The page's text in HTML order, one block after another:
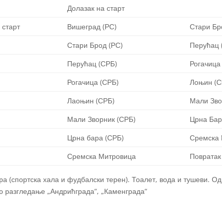
Долазак на старт
Вишеград (РС) Стари
Стари Брод (РС) Перућац
Перућац (СРБ)
Рогачица (СРБ) Лоњин
Лаоњин (СРБ) Мали
Мали Зворник (СРБ) Црна
Црна бара (СРБ) Сремска
Сремска Митровица
(спортска хала и фудбалски терен). Тоалет, вода и тушеви.
„Андрићграда“, „Каменграда“